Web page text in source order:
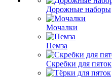
Дорожные наборы
Мочалки
Пемза
Скребки для пяток